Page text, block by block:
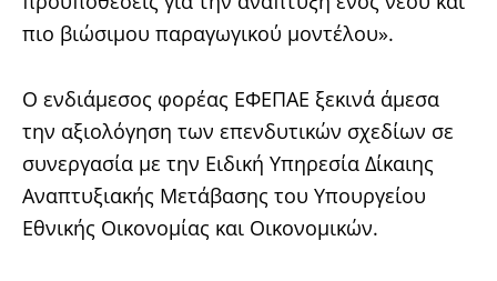
πιο βιώσιμου παραγωγικού μοντέλου».
Ο ενδιάμεσος φορέας ΕΦΕΠΑΕ ξεκινά άμεσα
την αξιολόγηση των επενδυτικών σχεδίων σε
συνεργασία με την Ειδική Υπηρεσία Δίκαιης
Αναπτυξιακής Μετάβασης του Υπουργείου
Εθνικής Οικονομίας και Οικονομικών.